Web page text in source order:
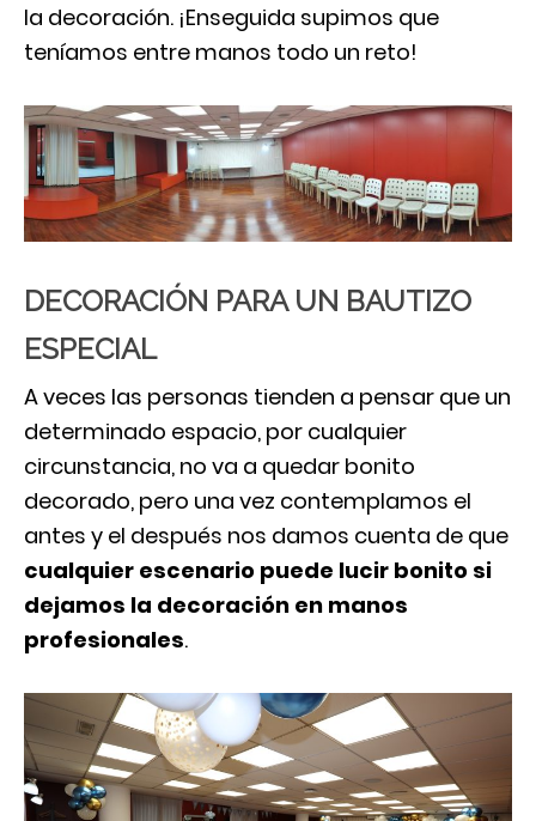
la decoración. ¡Enseguida supimos que
teníamos entre manos todo un reto!
DECORACIÓN PARA UN BAUTIZO
ESPECIAL
A veces las personas tienden a pensar que un
determinado espacio, por cualquier
circunstancia, no va a quedar bonito
decorado, pero una vez contemplamos el
antes y el después nos damos cuenta de que
cualquier escenario puede lucir bonito si
dejamos la decoración en manos
profesionales.